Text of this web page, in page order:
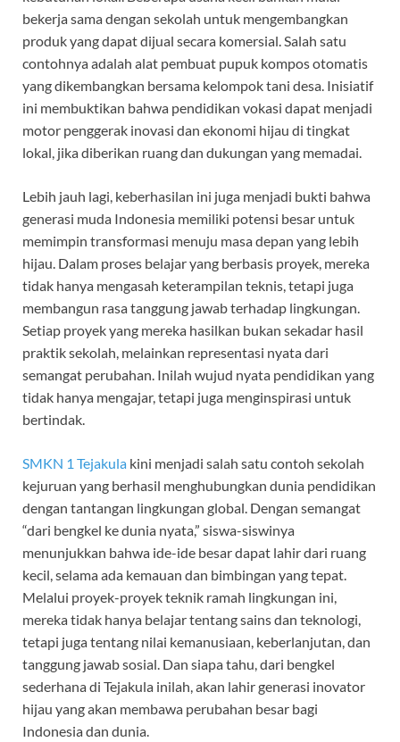
bekerja sama dengan sekolah untuk mengembangkan
produk yang dapat dijual secara komersial. Salah satu
contohnya adalah alat pembuat pupuk kompos otomatis
yang dikembangkan bersama kelompok tani desa. Inisiatif
ini membuktikan bahwa pendidikan vokasi dapat menjadi
motor penggerak inovasi dan ekonomi hijau di tingkat
lokal, jika diberikan ruang dan dukungan yang memadai.
Lebih jauh lagi, keberhasilan ini juga menjadi bukti bahwa
generasi muda Indonesia memiliki potensi besar untuk
memimpin transformasi menuju masa depan yang lebih
hijau. Dalam proses belajar yang berbasis proyek, mereka
tidak hanya mengasah keterampilan teknis, tetapi juga
membangun rasa tanggung jawab terhadap lingkungan.
Setiap proyek yang mereka hasilkan bukan sekadar hasil
praktik sekolah, melainkan representasi nyata dari
semangat perubahan. Inilah wujud nyata pendidikan yang
tidak hanya mengajar, tetapi juga menginspirasi untuk
bertindak.
SMKN 1 Tejakula kini menjadi salah satu contoh sekolah
kejuruan yang berhasil menghubungkan dunia pendidikan
dengan tantangan lingkungan global. Dengan semangat
“dari bengkel ke dunia nyata,” siswa-siswinya
menunjukkan bahwa ide-ide besar dapat lahir dari ruang
kecil, selama ada kemauan dan bimbingan yang tepat.
Melalui proyek-proyek teknik ramah lingkungan ini,
mereka tidak hanya belajar tentang sains dan teknologi,
tetapi juga tentang nilai kemanusiaan, keberlanjutan, dan
tanggung jawab sosial. Dan siapa tahu, dari bengkel
sederhana di Tejakula inilah, akan lahir generasi inovator
hijau yang akan membawa perubahan besar bagi
Indonesia dan dunia.